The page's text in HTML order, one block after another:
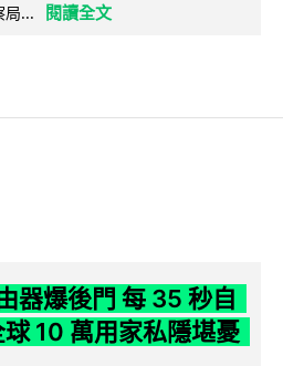
局...
閱讀全文
器爆後門 每 35 秒自
10 萬用家私隱堪憂